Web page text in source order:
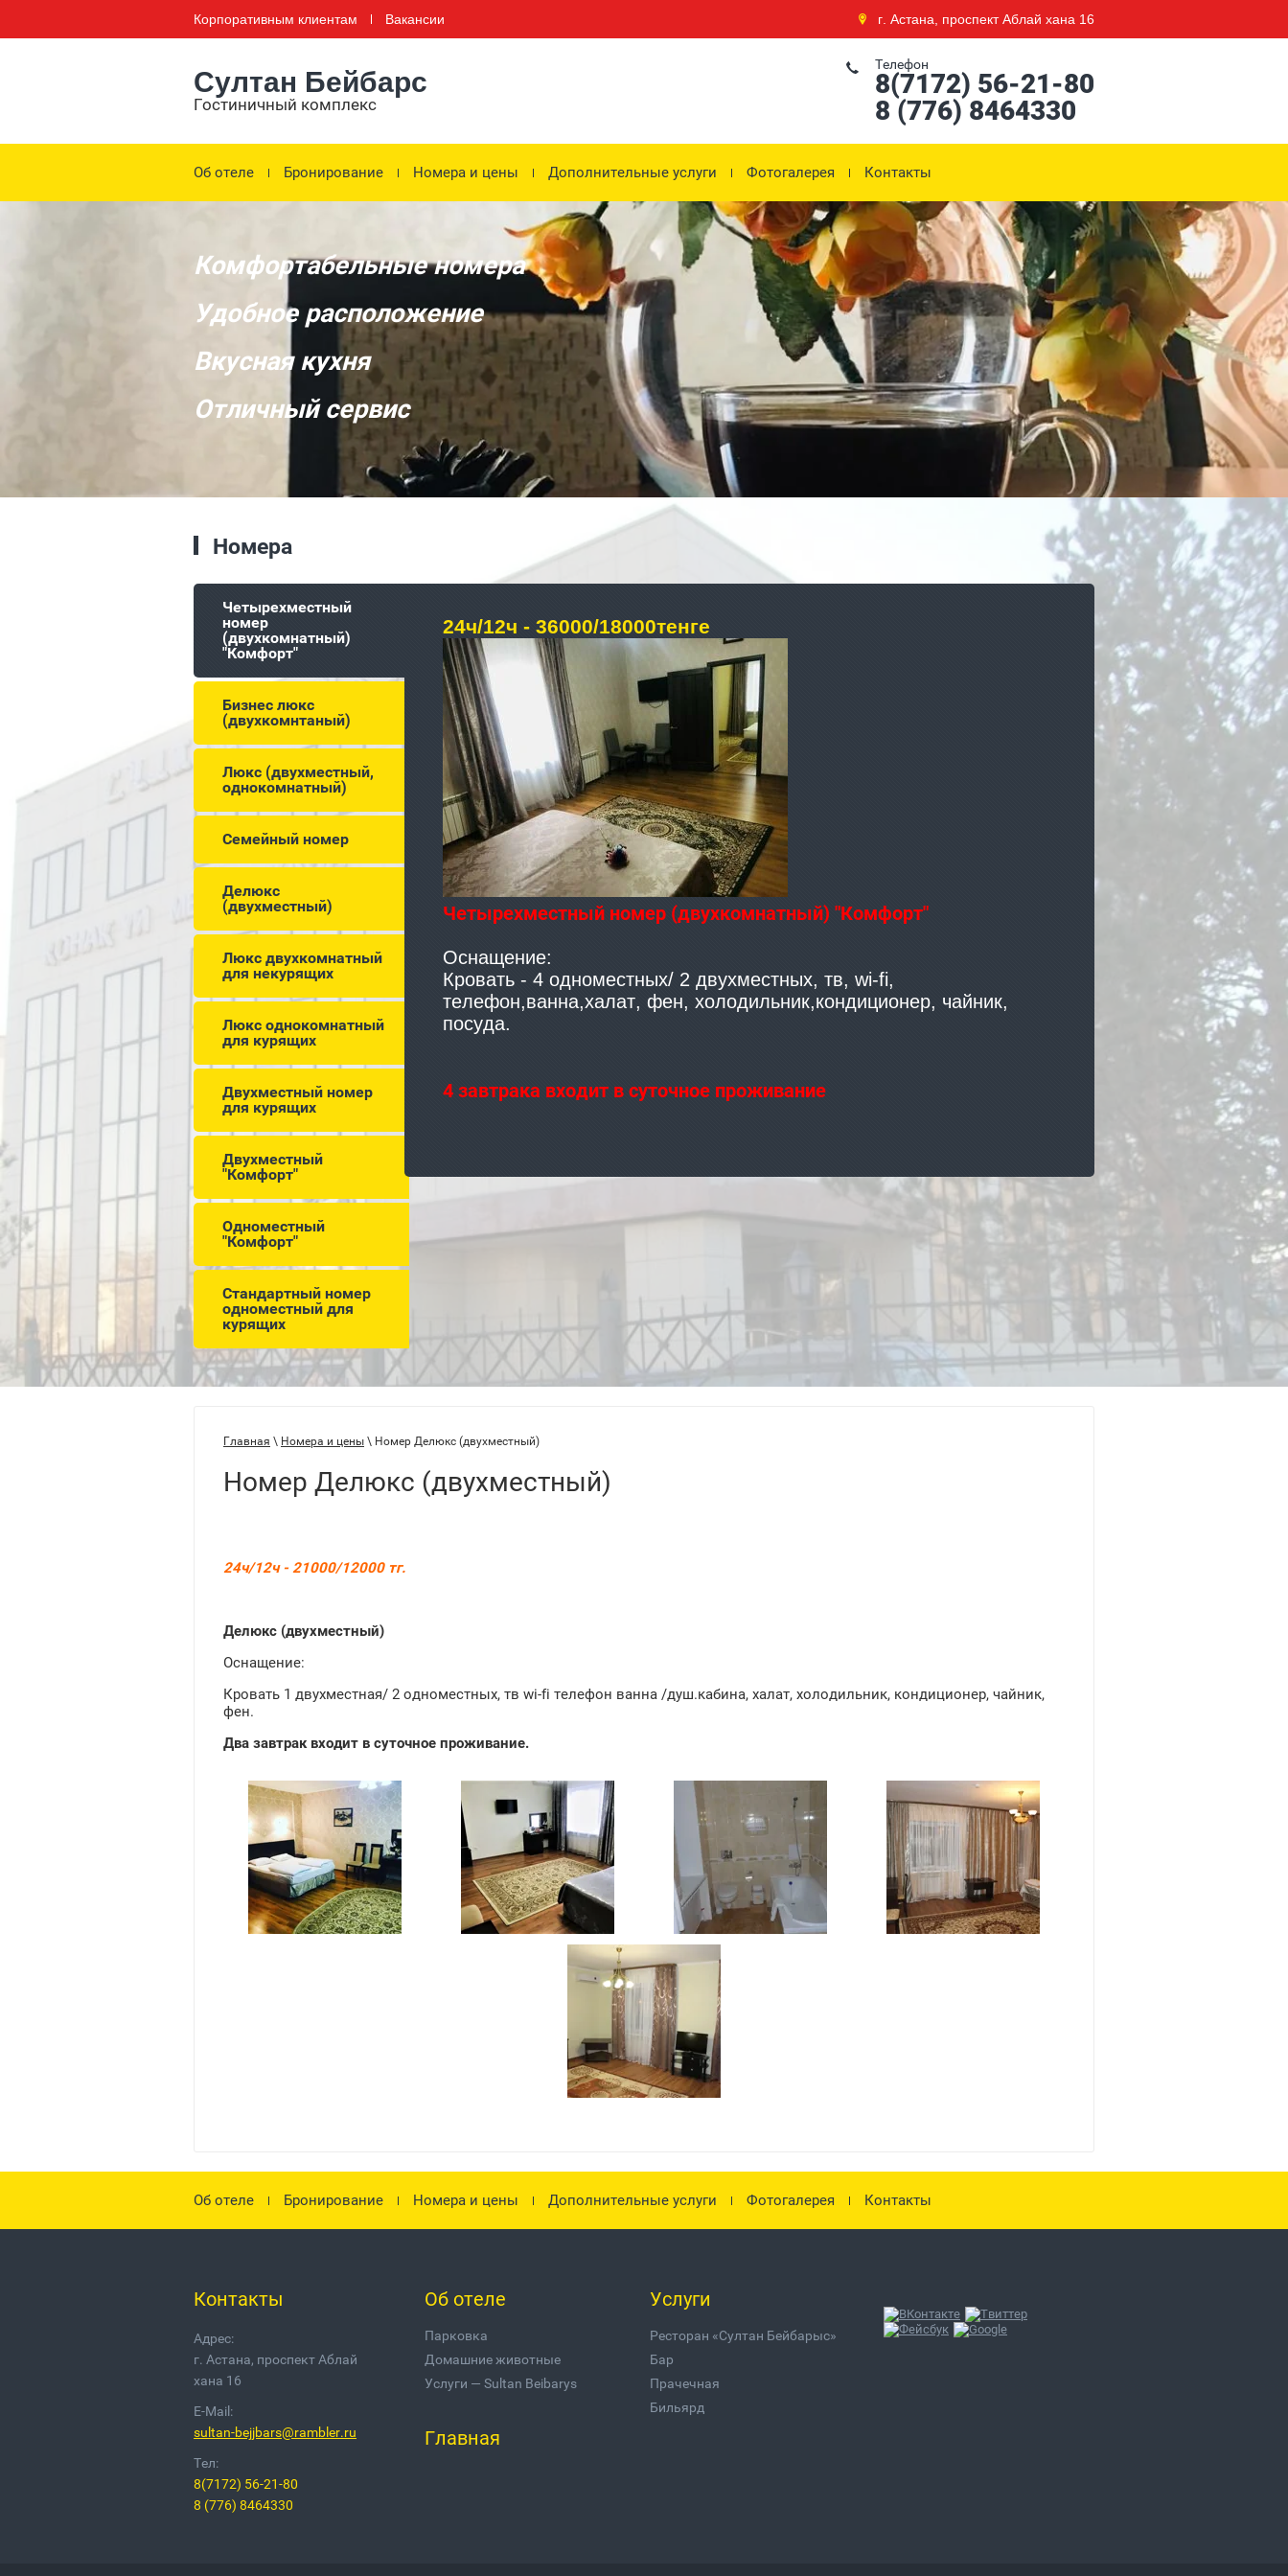
г. Астана, проспект Аблай хана 16
Корпоративным клиентам Вакансии
Султан Бейбарс
Гостиничный комплекс
Телефон
8(7172) 56-21-80
8 (776) 8464330
Об отеле Бронирование Номера и цены Дополнительные услуги Фотогалерея Контакты
Комфортабельные номера
Удобное расположение
Вкусная кухня
Отличный сервис
Номера
Четырехместный
номер
(двухкомнатный)
"Комфорт"
Бизнес люкс
(двухкомнтаный)
Люкс (двухместный,
однокомнатный)
Семейный номер
Делюкс
(двухместный)
Люкс двухкомнатный
для некурящих
Люкс однокомнатный
для курящих
Двухместный номер
для курящих
Двухместный
"Комфорт"
Одноместный
"Комфорт"
Стандартный номер
одноместный для
курящих
24ч/12ч - 36000/18000тенге
Четырехместный номер (двухкомнатный) "Комфорт"
Оснащение:
Кровать - 4 одноместных/ 2 двухместных, тв, wi-fi,
телефон,ванна,халат, фен, холодильник,кондиционер, чайник,
посуда.
4 завтрака входит в суточное проживание
Главная \ Номера и цены \ Номер Делюкс (двухместный)
Номер Делюкс (двухместный)
24ч/12ч - 21000/12000 тг.
Делюкс (двухместный)
Оснащение:
Кровать 1 двухместная/ 2 одноместных, тв wi-fi телефон ванна /душ.кабина, халат, холодильник, кондиционер, чайник,
фен.
Два завтрак входит в суточное проживание.
Об отеле Бронирование Номера и цены Дополнительные услуги Фотогалерея Контакты
Контакты
Адрес:
г. Астана, проспект Аблай
хана 16
E-Mail:
sultan-bejjbars@rambler.ru
Тел:
8(7172) 56-21-80
8 (776) 8464330
Об отеле
Парковка
Домашние животные
Услуги — Sultan Beibarys
Услуги
Ресторан «Султан Бейбарыс»
Бар
Прачечная
Бильярд
Главная